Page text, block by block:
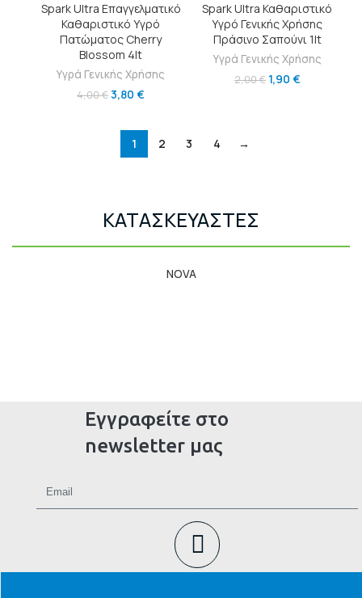
Spark Ultra Επαγγελματικό
Καθαριστικό Υγρό
Πατώματος Cherry
Blossom 4lt
Υγρά Γενικής Χρήσης
4,00€3,80 €
Spark Ultra Καθαριστικό
Υγρό Γενικής Χρήσης
Πράσινο Σαπούνι 1lt
Υγρά Γενικής Χρήσης
2,00€ 1,90 €
1 2 3 4 →
ΚΑΤΑΣΚΕΥΑΣΤΕΣ
NOVA
Εγγραφείτε στο
newsletter μας